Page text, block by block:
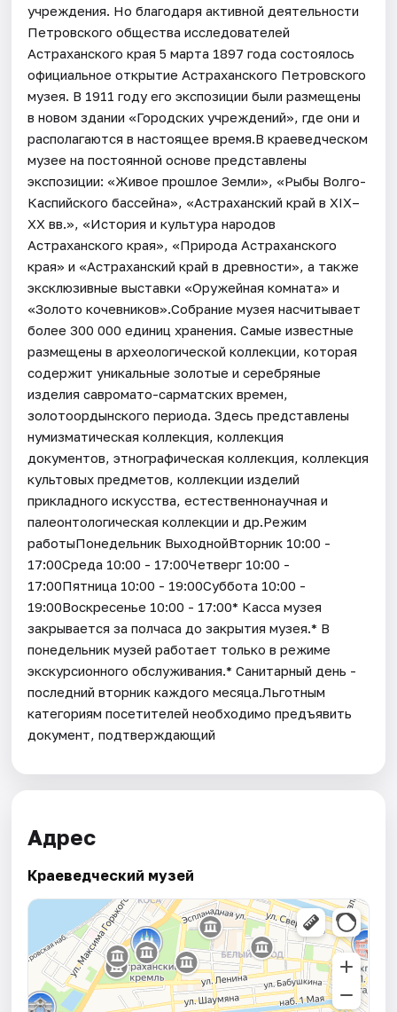
учреждения. Но благодаря активной деятельности
Петровского общества исследователей
Астраханского края 5 марта 1897 года состоялось
официальное открытие Астраханского Петровского
музея. В 1911 году его экспозиции были размещены
в новом здании «Городских учреждений», где они и
располагаются в настоящее время.В краеведческом
музее на постоянной основе представлены
экспозиции: «Живое прошлое Земли», «Рыбы Волго-
Каспийского бассейна», «Астраханский край в XIX–
XX вв.», «История и культура народов
Астраханского края», «Природа Астраханского
края» и «Астраханский край в древности», а также
эксклюзивные выставки «Оружейная комната» и
«Золото кочевников».Собрание музея насчитывает
более 300 000 единиц хранения. Самые известные
размещены в археологической коллекции, которая
содержит уникальные золотые и серебряные
изделия савромато-сарматских времен,
золотоордынского периода. Здесь представлены
нумизматическая коллекция, коллекция
документов, этнографическая коллекция, коллекция
культовых предметов, коллекции изделий
прикладного искусства, естественнонаучная и
палеонтологическая коллекции и др.Режим
работыПонедельник ВыходнойВторник 10:00 -
17:00Среда 10:00 - 17:00Четверг 10:00 -
17:00Пятница 10:00 - 19:00Суббота 10:00 -
19:00Воскресенье 10:00 - 17:00* Касса музея
закрывается за полчаса до закрытия музея.* В
понедельник музей работает только в режиме
экскурсионного обслуживания.* Санитарный день -
последний вторник каждого месяца.Льготным
категориям посетителей необходимо предъявить
документ, подтверждающий
Адрес
Краеведческий музей